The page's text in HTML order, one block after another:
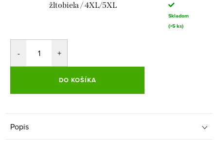
žltobiela / 4XL/5XL
Skladom
(>5 ks)
DO KOŠÍKA
Popis